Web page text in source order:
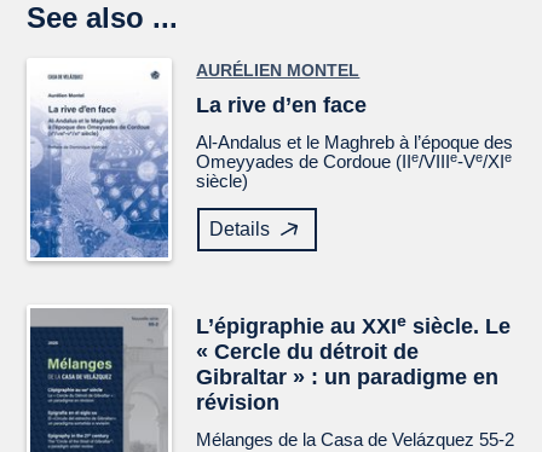
See also ...
AURÉLIEN MONTEL
La rive d’en face
Al-Andalus et le Maghreb à l’époque des
Omeyyades de Cordoue (IIe/VIIIe-Ve/XIe
siècle)
Details
L’épigraphie au XXIe siècle. Le
« Cercle du détroit de
Gibraltar » : un paradigme en
révision
Mélanges de la Casa de Velázquez 55-2